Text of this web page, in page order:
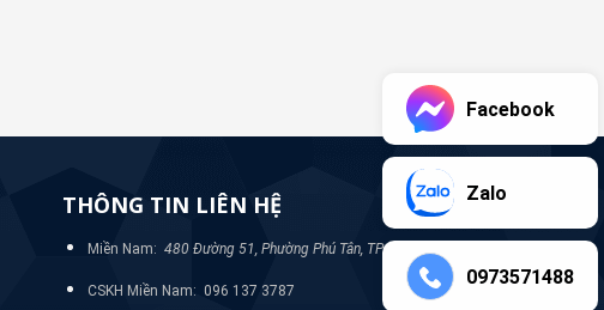
THÔNG TIN LIÊN HỆ
Miền Nam: 480 Đường 51, Phường Phú Tân, TP Bình Dương
CSKH Miền Nam: 096 137 3787
Facebook
Zalo
0973571488